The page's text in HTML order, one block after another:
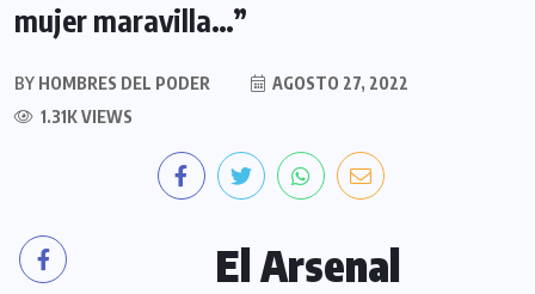
mujer maravilla…”
BY HOMBRES DEL PODER
AGOSTO 27, 2022
1.31K VIEWS
El Arsenal